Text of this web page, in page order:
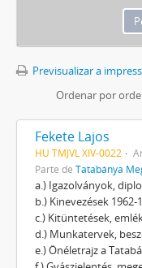
Previsualizar a
Ordenar por
Fekete Lajos
HU TMJVL XIV-0022
Parte de Tatabánya
a.) Igazolványok,
b.) Kinevezések 1962-
c.) Kitüntetések,
d.) Munkatervek,
e.) Önéletrajz a